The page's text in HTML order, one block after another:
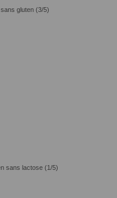
gluten (3/5)
sans lactose (1/5)